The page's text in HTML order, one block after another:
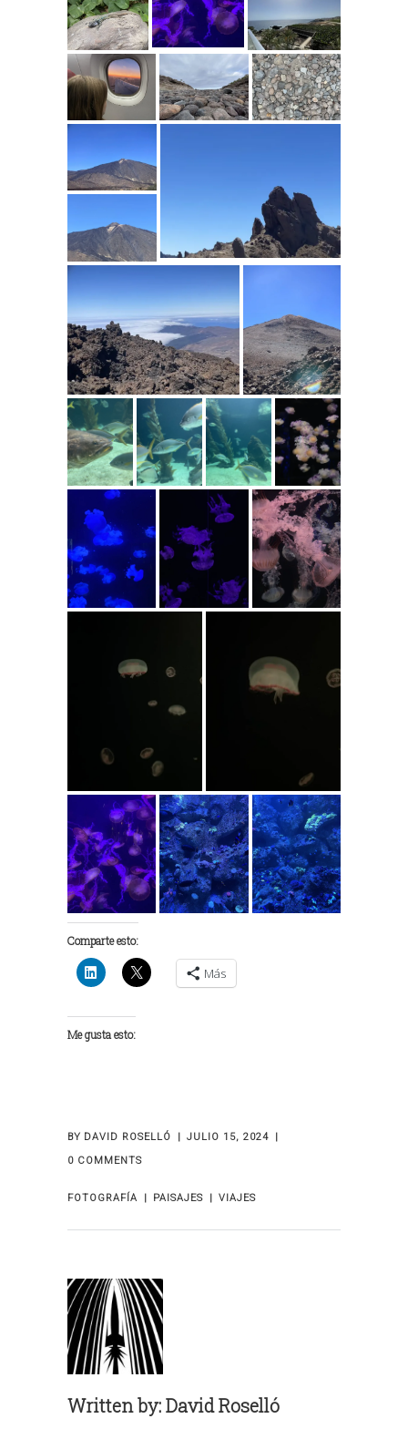
Comparte esto:
Más
Me gusta esto:
BY DAVID ROSELLÓ
JULIO 15, 2024
0 COMMENTS
FOTOGRAFÍA PAISAJES VIAJES
Written by:David Roselló